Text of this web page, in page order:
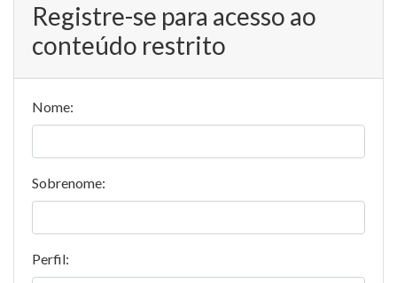
Registre-se para acesso ao
conteúdo restrito
Nome:
Sobrenome:
Perfil: